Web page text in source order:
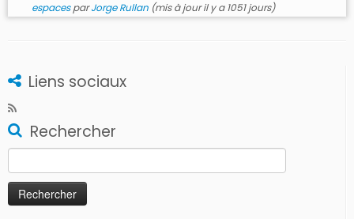
espacesparJorge Rullan(mis à jour il y a 1051 jours)
Liens sociaux
Rechercher